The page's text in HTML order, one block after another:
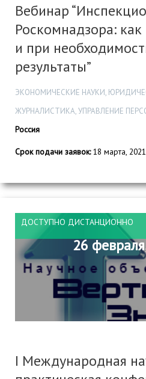
Вебинар
Роскомнадзора:
и при
результаты”
ЭКОНОМИЧЕСКИЕ НАУКИ,
ЖУРНАЛИСТИКА, УПРАВЛЕНИЕ
Россия
Срок подачи заявок:18 марта, 2021
ДОСТУПНО ДИСТАНЦИОННО
26
I Международная